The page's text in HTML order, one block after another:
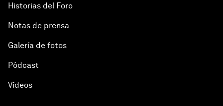
Historias del Foro
Notas de prensa
Galería de fotos
Pódcast
Vídeos